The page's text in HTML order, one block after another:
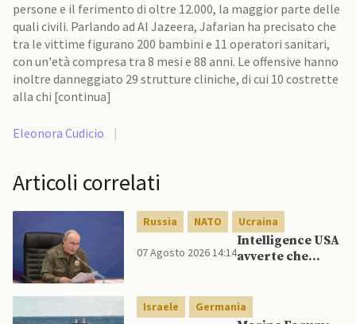
persone e il ferimento di oltre 12.000, la maggior parte delle
quali civili. Parlando ad Al Jazeera, Jafarian ha precisato che
tra le vittime figurano 200 bambini e 11 operatori sanitari,
con un'età compresa tra 8 mesi e 88 anni. Le offensive hanno
inoltre danneggiato 29 strutture cliniche, di cui 10 costrette
alla chi [continua]
Eleonora Cudicio |
Articoli correlati
Russia NATO Ucraina
07 Agosto 2026 14:14
Intelligence USA
avverte che
mentre è ancora
impegnato in
Israele Germania